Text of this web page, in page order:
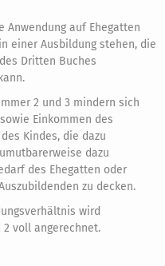
Anwendung auf Ehegatten
einer Ausbildung stehen, die
Dritten Buches
2 und 3 mindern sich
Einkommen des
Kindes, die dazu
dazu
des Ehegatten oder
zu decken.
wird
2 voll angerechnet.